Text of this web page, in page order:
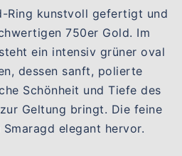
Ring kunstvoll gefertigt und
750er Gold. Im
ein intensiv grüner oval
dessen sanft, polierte
Schönheit und Tiefe des
Geltung bringt. Die feine
elegant hervor.